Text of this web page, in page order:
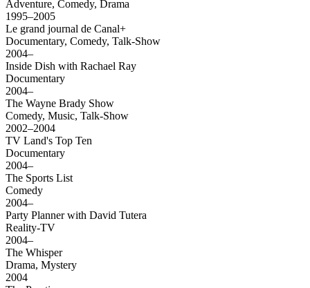
Adventure, Comedy, Drama
1995–2005
Le grand journal de Canal+
Documentary, Comedy, Talk-Show
2004–
Inside Dish with Rachael Ray
Documentary
2004–
The Wayne Brady Show
Comedy, Music, Talk-Show
2002–2004
TV Land's Top Ten
Documentary
2004–
The Sports List
Comedy
2004–
Party Planner with David Tutera
Reality-TV
2004–
The Whisper
Drama, Mystery
2004